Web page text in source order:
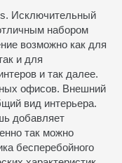
Исключительный
набором
возможно как для
и для
и так далее.
офисов. Внешний
вид интерьера.
добавляет
так можно
бесперебойного